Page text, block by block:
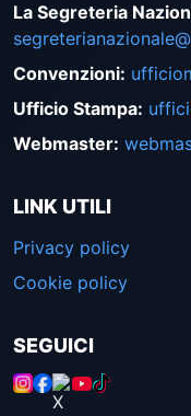
La Segreteria
Convenzioni:
Ufficio Stampa:
Webmaster:
LINK UTILI
Privacy policy
Cookie policy
SEGUICI